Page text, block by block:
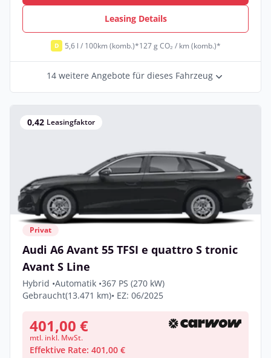
Leasing Details
D 5,6 l / 100km (komb.)*127 g CO₂ / km (komb.)*
14 weitere Angebote für dieses Fahrzeug
0,42 Leasingfaktor
Privat
Audi A6 Avant 55 TFSI e quattro S tronic
Avant S Line
Hybrid •Automatik •367 PS (270 kW)
Gebraucht(13.471 km)• EZ: 06/2025
401,00 €
mtl. inkl. MwSt.
Effektive Rate: 401,00 €